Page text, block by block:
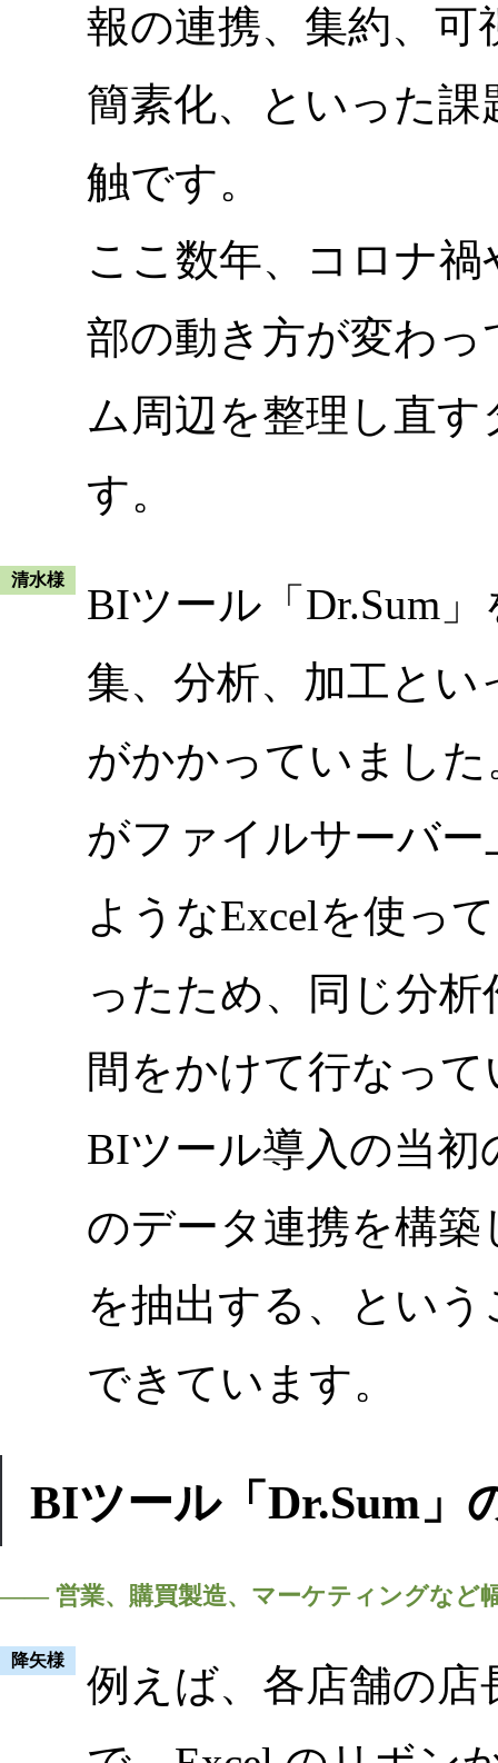
報の連携、集約、
簡素化、といった
触です。
ここ数年、コロナ
部の動き方が変わ
ム周辺を整理し直
す。
清水様
BIツール「Dr.Sum
集、分析、加工と
がかかっていまし
がファイルサーバ
ようなExcelを使っ
ったため、同じ分
間をかけて行なっ
BIツール導入の当
のデータ連携を構
を抽出する、という
できています。
BIツール「Dr.Sum」
―― 営業、購買製造、マーケティングなど
降矢様
例えば、各店舗の